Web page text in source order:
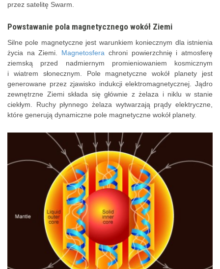
przez satelitę Swarm.
Powstawanie pola magnetycznego wokół Ziemi
Silne pole magnetyczne jest warunkiem koniecznym dla istnienia
życia na Ziemi. Magnetosfera chroni powierzchnię i atmosferę
ziemską przed nadmiernym promieniowaniem kosmicznym
i wiatrem słonecznym. Pole magnetyczne wokół planety jest
generowane przez zjawisko indukcji elektromagnetycznej. Jądro
zewnętrzne Ziemi składa się głównie z żelaza i niklu w stanie
ciekłym. Ruchy płynnego żelaza wytwarzają prądy elektryczne,
które generują dynamiczne pole magnetyczne wokół planety.